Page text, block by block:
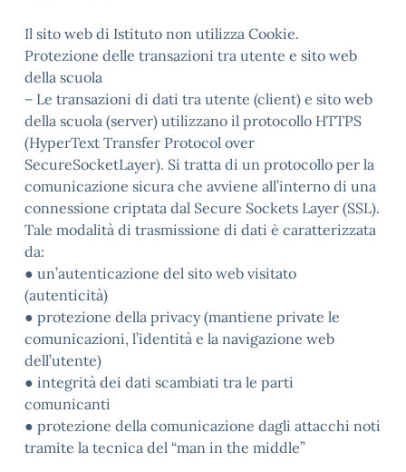
Il sito web di Istituto non utilizza Cookie.
Protezione delle transazioni tra utente e sito web
della scuola
– Le transazioni di dati tra utente (client) e sito web
della scuola (server) utilizzano il protocollo HTTPS
(HyperText Transfer Protocol over
SecureSocketLayer). Si tratta di un protocollo per la
comunicazione sicura che avviene all’interno di una
connessione criptata dal Secure Sockets Layer (SSL).
Tale modalità di trasmissione di dati è caratterizzata
da:
● un’autenticazione del sito web visitato
(autenticità)
● protezione della privacy (mantiene private le
comunicazioni, l’identità e la navigazione web
dell’utente)
● integrità dei dati scambiati tra le parti
comunicanti
● protezione della comunicazione dagli attacchi noti
tramite la tecnica del “man in the middle”